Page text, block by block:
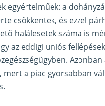
egyértelműek: a
csökkentek, és ezzel
halálesetek száma is
az eddigi uniós
mert a piac gyorsabban